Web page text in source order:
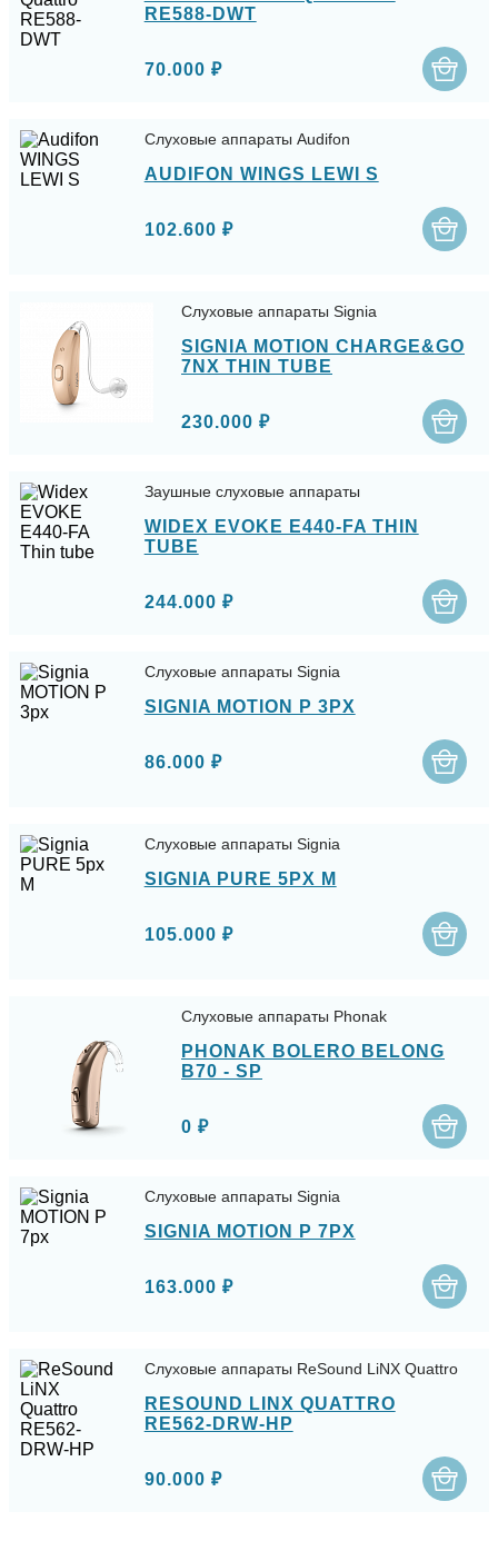
RE588-DWT
70.000 ₽
Слуховые аппараты Audifon
AUDIFON WINGS LEWI S
102.600 ₽
Слуховые аппараты Signia
SIGNIA MOTION CHARGE&GO
7NX THIN TUBE
230.000 ₽
Заушные слуховые аппараты
WIDEX EVOKE E440-FA THIN
TUBE
244.000 ₽
Слуховые аппараты Signia
SIGNIA MOTION P 3PX
86.000 ₽
Слуховые аппараты Signia
SIGNIA PURE 5PX M
105.000 ₽
Слуховые аппараты Phonak
PHONAK BOLERO BELONG
B70 - SP
0 ₽
Слуховые аппараты Signia
SIGNIA MOTION P 7PX
163.000 ₽
Слуховые аппараты ReSound LiNX Quattro
RESOUND LINX QUATTRO
RE562-DRW-HP
90.000 ₽